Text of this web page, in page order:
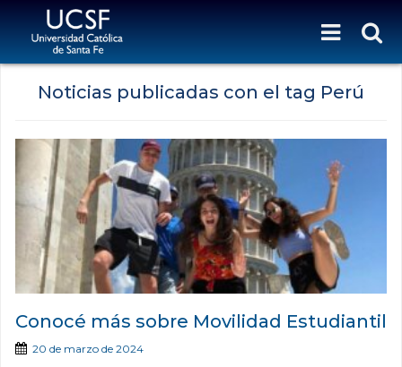
Noticias publicadas con el tag Perú
Conocé más sobre Movilidad Estudiantil
20 de marzo de 2024